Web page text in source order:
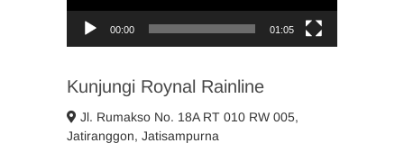
00:00 01:05
Kunjungi Roynal Rainline
Jl. Rumakso No. 18A RT 010 RW 005,
Jatiranggon, Jatisampurna